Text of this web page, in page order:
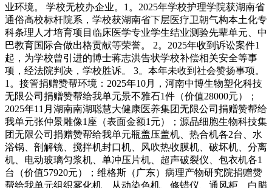
业环境。 学校无校办企业。1。2025年学校护理学院获湖南省
通俗高校标杆院系，学校获湖南省下层医疗卫朝气构本土化专
科条理人才培育项目临床医学专业学生结业测验先辈单元、中
巴教育国际合做出格贡献等荣誉。 2。2025年收到诉讼案件1
起，为学校曾引进的博士蒋志洪告状学校补偿相关安全等事
项，经法院判决，学校胜诉。 3。本年未收到社会赞扬事项。
1。接管捐赠赞帮环境：2025年10月，河南中博生物塑化科技
无限公司捐赠赞帮给我单元景不雅石1件（价值28000元）；
2025年11月湖南南湖聪慧大健康医养集团无限公司捐赠赞帮给
我单元张仲景雕像1座（表面金额1元）；源品细胞生物科技集
团无限公司捐赠赞帮给我单元瓶盖压盖机、热合机各2台、水
浴锅、剖解镜、搅拌机封口机、风吹热收膜机、破坏机、分离
机、电动玻璃匀浆机、单冲压片机、超声破裂仪、包衣机各1
台（价值57920元）；维格斯（广东）病理产物研究院捐赠赞
帮给我单元组织雾化机、从动染色机、修蜡仪、通风柜、白腊